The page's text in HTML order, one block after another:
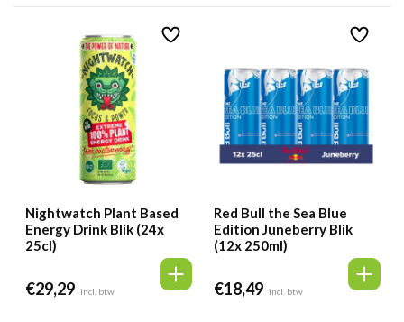
Nightwatch Plant Based
Energy Drink Blik (24x
25cl)
€29,29 incl. btw
Red Bull the Sea Blue
Edition Juneberry Blik
(12x 250ml)
€18,49 incl. btw